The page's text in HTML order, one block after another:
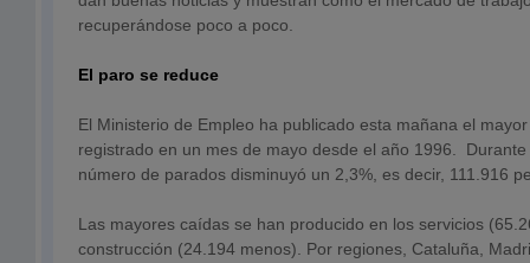
recuperándose poco a poco.
El paro se reduce
El Ministerio de Empleo ha publicado esta mañana el
registrado en un mes de mayo desde el año 1996.
número de parados disminuyó un 2,3%, es decir, 111.916
Las mayores caídas se han producido en los servicios
construcción (24.194 menos). Por regiones, Cataluña,